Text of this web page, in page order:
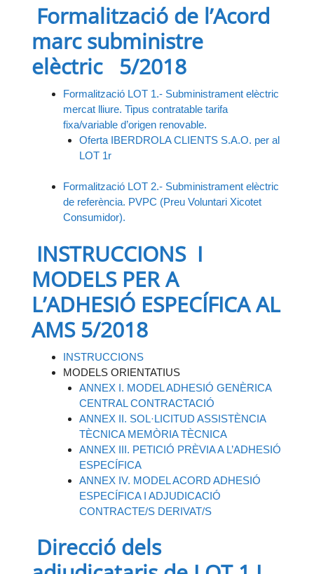
Formalització de l’Acord
marc subministre
elèctric 5/2018
Formalització LOT 1.- Subministrament elèctric
mercat lliure. Tipus contratable tarifa
fixa/variable d’origen renovable.
Oferta IBERDROLA CLIENTS S.A.O. per al
LOT 1r
Formalització LOT 2.- Subministrament elèctric
de referència. PVPC (Preu Voluntari Xicotet
Consumidor).
INSTRUCCIONS I
MODELS PER A
L’ADHESIÓ ESPECÍFICA AL
AMS 5/2018
INSTRUCCIONS
MODELS ORIENTATIUS
ANNEX I. MODEL ADHESIÓ GENÈRICA
CENTRAL CONTRACTACIÓ
ANNEX II. SOL·LICITUD ASSISTÈNCIA
TÈCNICA MEMÒRIA TÈCNICA
ANNEX III. PETICIÓ PRÈVIA A L’ADHESIÓ
ESPECÍFICA
ANNEX IV. MODEL ACORD ADHESIÓ
ESPECÍFICA I ADJUDICACIÓ
CONTRACTE/S DERIVAT/S
Direcció dels